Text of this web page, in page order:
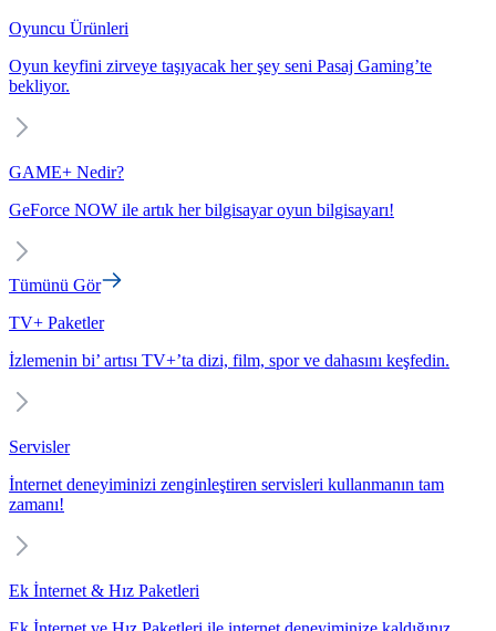
Oyuncu Ürünleri
Oyun keyfini zirveye taşıyacak her şey seni Pasaj Gaming’te
bekliyor.
GAME+ Nedir?
GeForce NOW ile artık her bilgisayar oyun bilgisayarı!
Tümünü Gör
TV+ Paketler
İzlemenin bi’ artısı TV+’ta dizi, film, spor ve dahasını keşfedin.
Servisler
İnternet deneyiminizi zenginleştiren servisleri kullanmanın tam
zamanı!
Ek İnternet & Hız Paketleri